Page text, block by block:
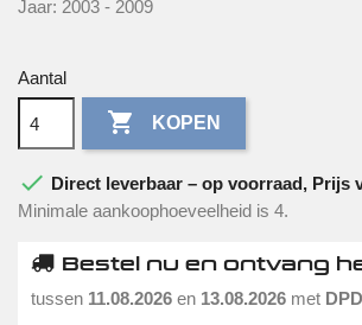
Jaar: 2003 - 2009
Aantal
 KOPEN
 Direct leverbaar – op voorraad, Prijs
Minimale aankoophoeveelheid is 4.
Bestel nu en ontvang
tussen 11.08.2026 en 13.08.2026 met DPD